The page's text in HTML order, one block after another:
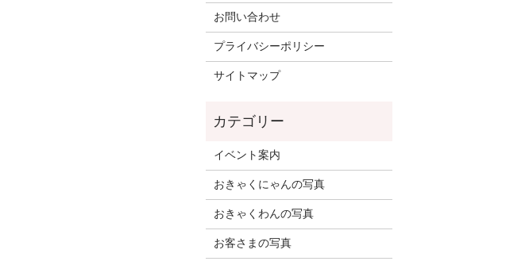
お問い合わせ
プライバシーポリシー
サイトマップ
イベント案内
おきゃくにゃんの写真
おきゃくわんの写真
お客さまの写真